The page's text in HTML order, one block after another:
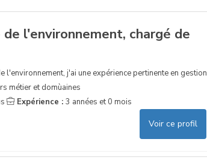
l'environnement, chargé de
j'ai une expérience pertinente en gestion
métier et domùaines
Expérience : 3 années et 0 mois
Voir ce profil